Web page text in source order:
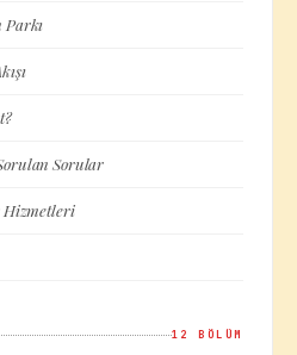
Parkı
Sorular
Hizmetleri
12 BÖLÜM